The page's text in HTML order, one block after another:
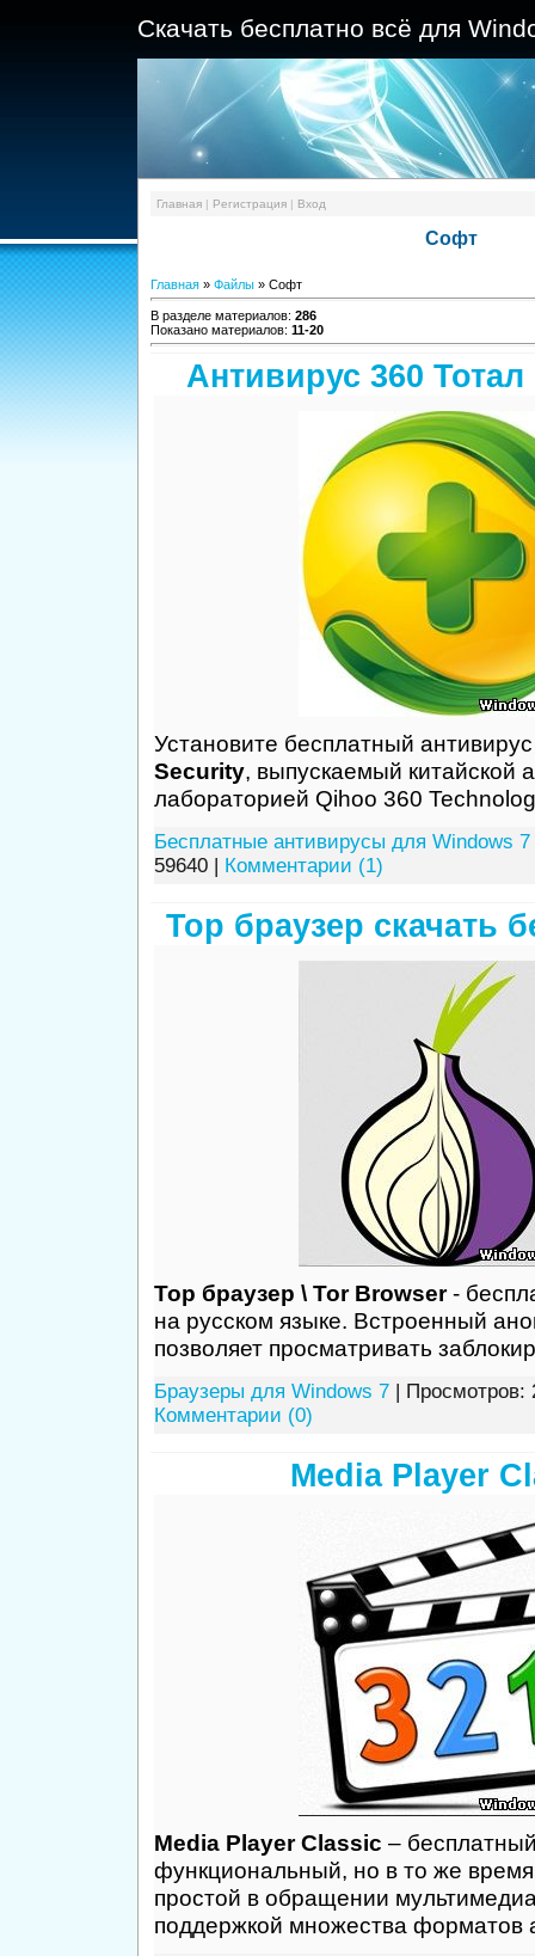
Скачать бесплатно всё для
Главная| Регистрация| Вход
Софт
Главная» Файлы» Софт
В разделе материалов: 286
Показано материалов: 11-20
Антивирус 360
Установите бесплатный
Security, выпускаемый китайской
лабораторией Qihoo 360
Бесплатные антивирусы для Windows 7
59640 |
Комментарии (1)
Тор браузер скачать
Тор браузер \ Tor Browser-
на русском языке. Встроенный
позволяет просматривать
Браузеры для Windows 7| Просмотров:
Комментарии (0)
Media Player
Media Player Classic –
функциональный, но в то же
простой в обращении
поддержкой множества форматов